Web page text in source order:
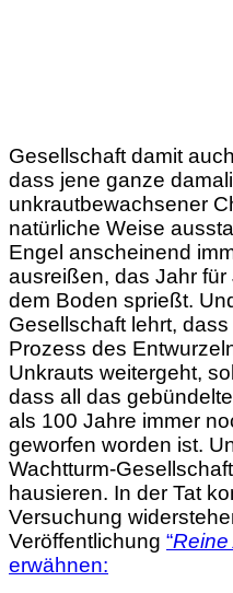
Gesellschaft damit auch
dass jene ganze
unkrautbewachsener
natürliche Weise
Engel anscheinend
ausreißen, das Jahr
dem Boden sprießt.
Gesellschaft lehrt,
Prozess des
Unkrauts weitergeht,
dass all das
als 100 Jahre immer
geworfen worden ist.
Wachtturm-
hausieren. In der Tat
Versuchung
Veröffentlichung “
erwähnen: